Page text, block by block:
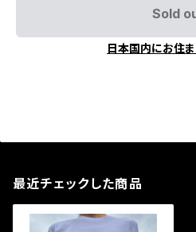
Sold
日本国内にお住
最近チェックした商品